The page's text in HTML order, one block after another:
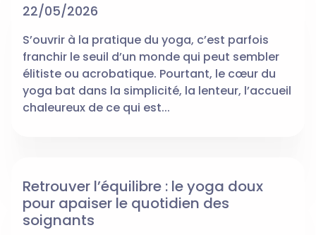
22/05/2026
S’ouvrir à la pratique du yoga, c’est parfois
franchir le seuil d’un monde qui peut sembler
élitiste ou acrobatique. Pourtant, le cœur du
yoga bat dans la simplicité, la lenteur, l’accueil
chaleureux de ce qui est...
Retrouver l’équilibre : le yoga doux
pour apaiser le quotidien des
soignants